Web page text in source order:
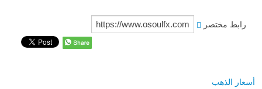
رابط مختصر
أسعار الذهب